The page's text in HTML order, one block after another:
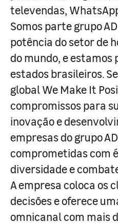
televendas,
Somos parte grupo
potência do setor de
do mundo, e estamos
estados brasileiros.
global We Make It
compromissos para
inovação e
empresas do grupo
comprometidas com
diversidade e
A empresa coloca os
decisões e oferece
omnicanal com mais